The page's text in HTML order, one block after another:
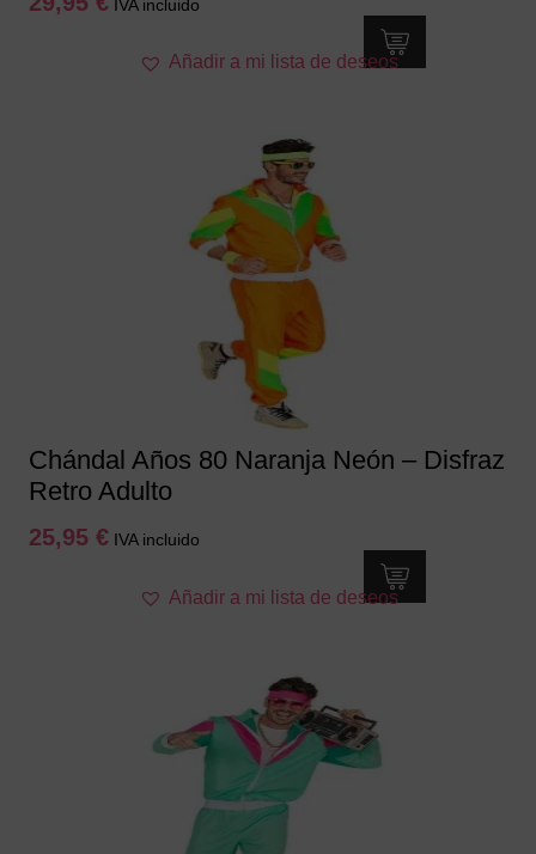
IVA incluido
producto
variantes.
Las
opciones
pueden
la
página
de
Añadir a mi lista de deseos
Chándal Años 80 Naranja Neón – Disfraz
Retro Adulto
25,95 € IVA incluido
producto
variantes.
Las
opciones
pueden
Añadir a mi lista de deseos